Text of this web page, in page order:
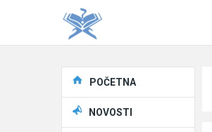
Explore
POČETNA
NOVOSTI